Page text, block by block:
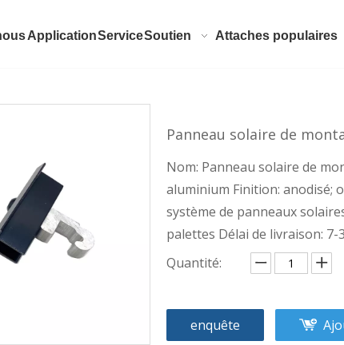
ApplicationServiceSoutien Attaches populaires
Panneau solaire de
Nom: Panneau solaire de
aluminium Finition: anodisé;
système de panneaux
palettes Délai de livraison: 7-
Quantité:
enquête